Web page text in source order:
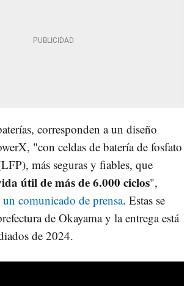
corresponden a un diseño
"con celdas de batería de fosfato
más seguras y fiables, que
útil de más de 6.000 ciclos",
un comunicado de prensa. Estas se
de Okayama y la entrega está
de 2024.